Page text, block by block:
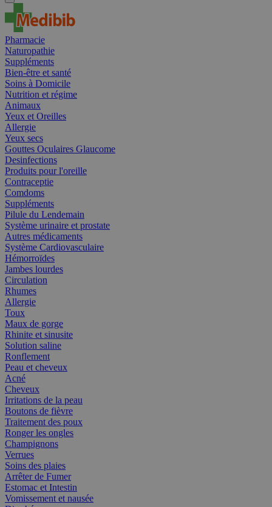
Pharmacie
Naturopathie
Suppléments
Bien-être et santé
Soins à Domicile
Nutrition et régime
Animaux
Yeux et Oreilles
Allergie
Yeux secs
Gouttes Oculaires Glaucome
Desinfections
Produits pour l'oreille
Contraceptie
Comdoms
Suppléments
Pilule du Lendemain
Système urinaire et prostate
Autres médicaments
Système Cardiovasculaire
Hémorroïdes
Jambes lourdes
Circulation
Rhumes
Allergie
Toux
Maux de gorge
Rhinite et sinusite
Solution saline
Ronflement
Peau et cheveux
Acné
Cheveux
Irritations de la peau
Boutons de fièvre
Traitement des poux
Ronger les ongles
Champignons
Verrues
Soins des plaies
Arrêter de Fumer
Estomac et Intestin
Vomissement et nausée